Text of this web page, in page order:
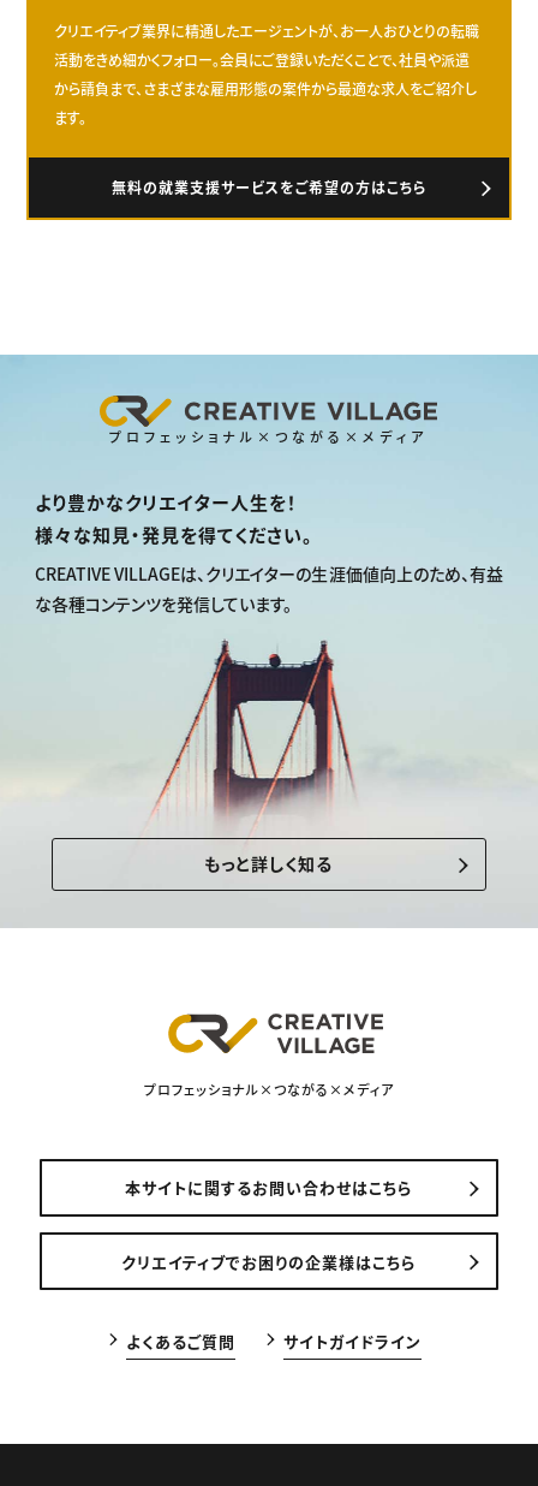
クリエイティブ業界に精通したエージェントが、お一人おひとりの転職
活動をきめ細かくフォロー。会員にご登録いただくことで、社員や派遣
から請負まで、さまざまな雇用形態の案件から最適な求人をご紹介し
ます。
無料の就業支援サービスをご希望の方はこちら
プロフェッショナル×つながる×メディア
より豊かなクリエイター人生を！
様々な知見・発見を得てください。
CREATIVE VILLAGEは、クリエイターの生涯価値向上のため、有益
な各種コンテンツを発信しています。
もっと詳しく知る
プロフェッショナル×つながる×メディア
本サイトに関するお問い合わせはこちら
クリエイティブでお困りの企業様はこちら
よくあるご質問 サイトガイドライン